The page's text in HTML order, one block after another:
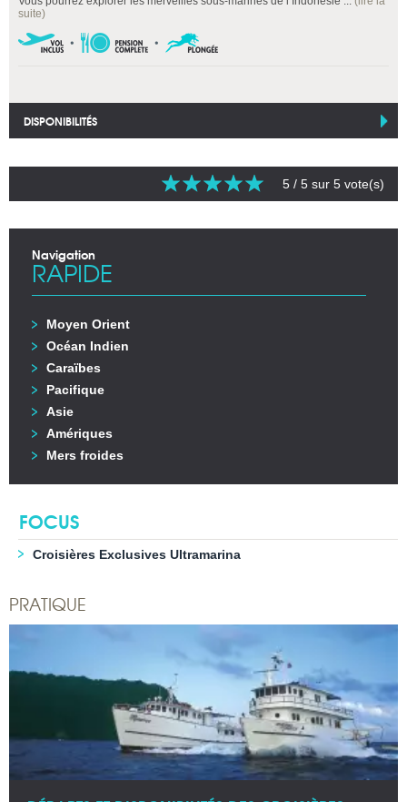
suite)
DISPONIBILITÉS
5 / 5 sur 5 vote(s)
Navigation
RAPIDE
Moyen Orient
Océan Indien
Caraïbes
Pacifique
Asie
Amériques
Mers froides
FOCUS
Croisières Exclusives Ultramarina
PRATIQUE